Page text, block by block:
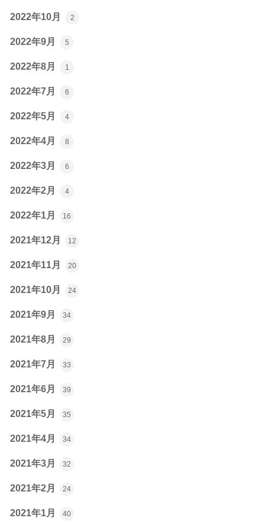
2022年10月 2
2022年9月 5
2022年8月 1
2022年7月 6
2022年5月 4
2022年4月 8
2022年3月 6
2022年2月 4
2022年1月 16
2021年12月 12
2021年11月 20
2021年10月 24
2021年9月 34
2021年8月 29
2021年7月 33
2021年6月 39
2021年5月 35
2021年4月 34
2021年3月 32
2021年2月 24
2021年1月 40